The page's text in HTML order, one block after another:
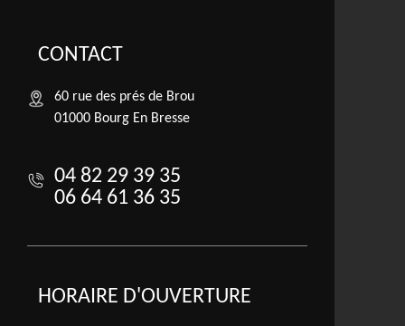
CONTACT
60 rue des prés de Brou
01000 Bourg En Bresse
04 82 29 39 35
06 64 61 36 35
HORAIRE D'OUVERTURE